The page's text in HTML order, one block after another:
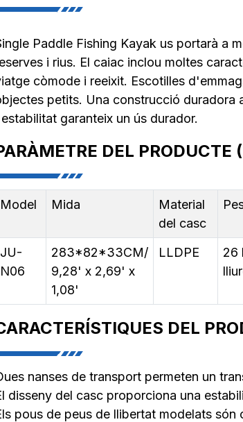
Paddle Fishing Kayak us portarà a
i rius. El caiac inclou moltes
còmode i reeixit. Escotilles
petits. Una construcció duradora
garanteix un ús durador.
DEL PRODUCTE
Model Mida
Material
del casc
JU-
N06
283*82*33CM/
9,28' x 2,69' x
1,08'
LLDPE
26
DEL
nanses de transport permeten un
disseny del casc proporciona una
pous de peus de llibertat modelats són